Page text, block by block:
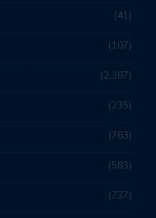
41
107
2,387
235
763
583
737